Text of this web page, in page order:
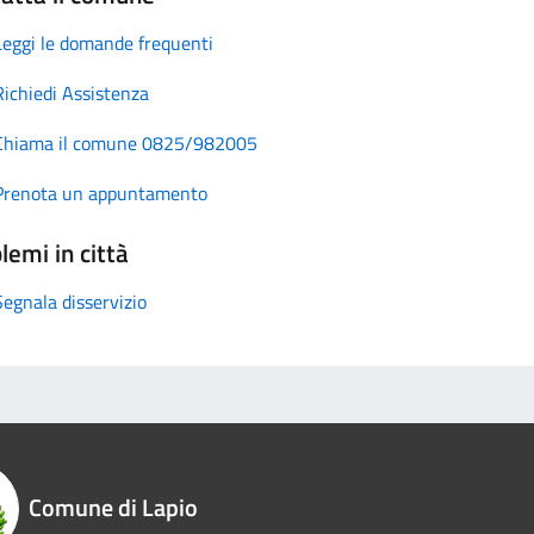
le domande frequenti
Assistenza
il comune 0825/982005
un appuntamento
in città
disservizio
Comune di Lapio